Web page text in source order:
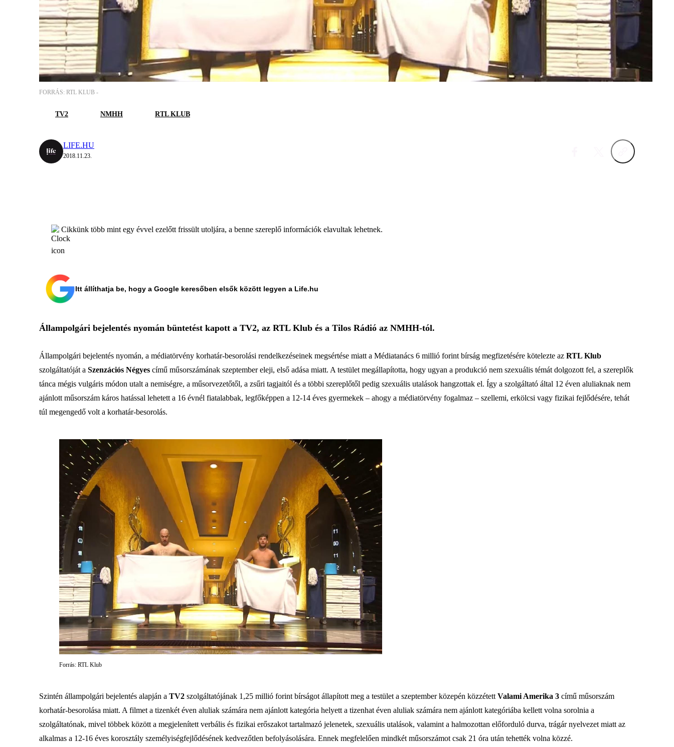
FORRÁS: RTL KLUB -
TV2 NMHH RTL KLUB
LIFE.HU
2018.11.23.
Cikkünk több mint egy évvel ezelőtt frissült utoljára, a benne szereplő információk elavultak lehetnek.
Itt állíthatja be, hogy a Google keresőben elsők között legyen a Life.hu
Állampolgári bejelentés nyomán büntetést kapott a TV2, az RTL Klub és a Tilos Rádió az NMHH-tól.
Állampolgári bejelentés nyomán, a médiatörvény korhatár-besorolási rendelkezéseinek megsértése miatt a Médiatanács 6 millió forint bírság megfizetésére kötelezte az RTL Klub
szolgáltatóját a Szenzációs Négyes című műsorszámának szeptember eleji, első adása miatt. A testület megállapította, hogy ugyan a produkció nem szexuális témát dolgozott fel, a szereplők
tánca mégis vulgáris módon utalt a nemiségre, a műsorvezetőtől, a zsűri tagjaitól és a többi szereplőtől pedig szexuális utalások hangzottak el. Így a szolgáltató által 12 éven aluliaknak nem
ajánlott műsorszám káros hatással lehetett a 16 évnél fiatalabbak, legfőképpen a 12-14 éves gyermekek – ahogy a médiatörvény fogalmaz – szellemi, erkölcsi vagy fizikai fejlődésére, tehát
túl megengedő volt a korhatár-besorolás.
Forrás: RTL Klub
Szintén állampolgári bejelentés alapján a TV2 szolgáltatójának 1,25 millió forint bírságot állapított meg a testület a szeptember közepén közzétett Valami Amerika 3 című műsorszám
korhatár-besorolása miatt. A filmet a tizenkét éven aluliak számára nem ajánlott kategória helyett a tizenhat éven aluliak számára nem ajánlott kategóriába kellett volna sorolnia a
szolgáltatónak, mivel többek között a megjelenített verbális és fizikai erőszakot tartalmazó jelenetek, szexuális utalások, valamint a halmozottan előforduló durva, trágár nyelvezet miatt az
alkalmas a 12-16 éves korosztály személyiségfejlődésének kedvezőtlen befolyásolására. Ennek megfelelően mindkét műsorszámot csak 21 óra után tehették volna közzé.